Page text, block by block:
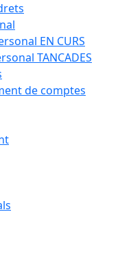
EN CURS
TANCADES
de comptes